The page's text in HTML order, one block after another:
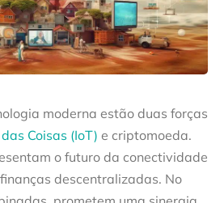
moderna estão duas forças
Coisas (IoT) e criptomoeda.
o futuro da conectividade
descentralizadas. No